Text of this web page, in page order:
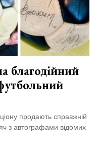
благодійний
продають справжній
з автографами відомих